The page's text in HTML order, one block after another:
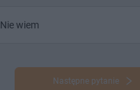
Nie wiem
Następne pytanie